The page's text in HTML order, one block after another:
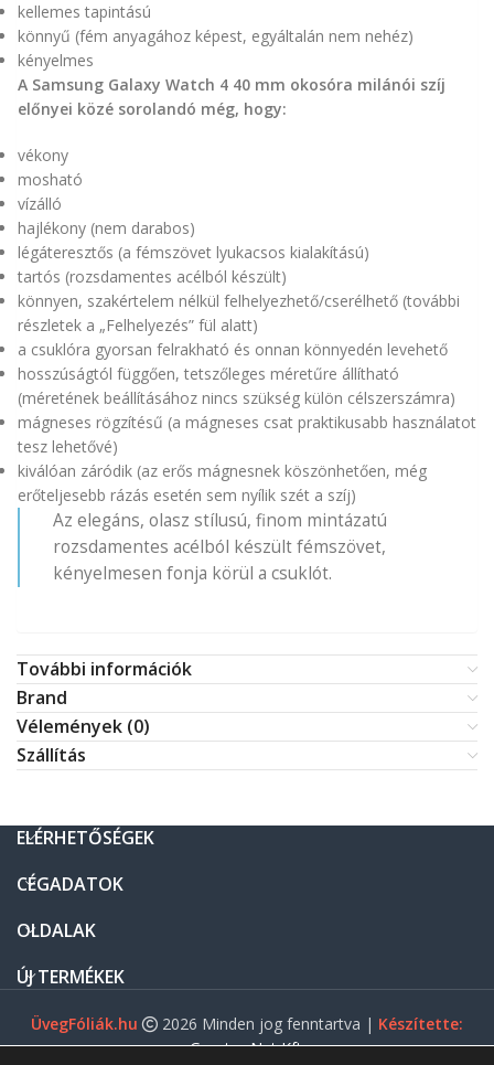
kellemes tapintású
könnyű (fém anyagához képest, egyáltalán nem nehéz)
kényelmes
A Samsung Galaxy Watch 4 40 mm okosóra milánói szíj
előnyei közé sorolandó még, hogy:
vékony
mosható
vízálló
hajlékony (nem darabos)
légáteresztős (a fémszövet lyukacsos kialakítású)
tartós (rozsdamentes acélból készült)
könnyen, szakértelem nélkül felhelyezhető/cserélhető (további
részletek a „Felhelyezés” fül alatt)
a csuklóra gyorsan felrakható és onnan könnyedén levehető
hosszúságtól függően, tetszőleges méretűre állítható
(méretének beállításához nincs szükség külön célszerszámra)
mágneses rögzítésű (a mágneses csat praktikusabb használatot
tesz lehetővé)
kiválóan záródik (az erős mágnesnek köszönhetően, még
erőteljesebb rázás esetén sem nyílik szét a szíj)
Az elegáns, olasz stílusú, finom mintázatú
rozsdamentes acélból készült fémszövet,
kényelmesen fonja körül a csuklót.
További információk
Brand
Vélemények (0)
Szállítás
ELÉRHETŐSÉGEK
CÉGADATOK
OLDALAK
ÚJ TERMÉKEK
ÜvegFóliák.hu 2026 Minden jog fenntartva | Készítette:
Gasztro Net Kft.